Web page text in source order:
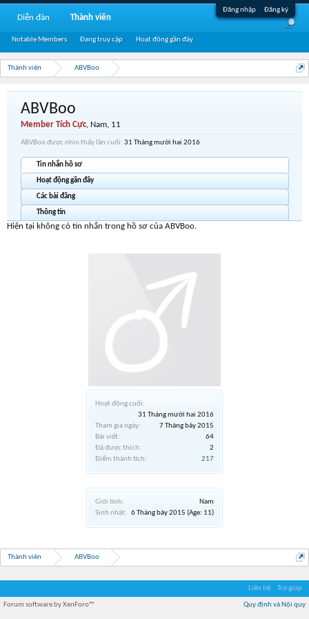
Đăng nhập Đăng ký
Thành viên ABVBoo
Hoạt động cuối:
31 Tháng mười hai 2016
Tham gia ngày:
7 Tháng bảy 2015
Bài viết:
64
Đã được thích:
2
Điểm thành tích:
217
Giới tính:
Nam
Sinh nhật:
6 Tháng bảy 2015 (Age: 11)
ABVBoo
Member Tích Cực, Nam, 11
ABVBoo được nhìn thấy lần cuối: 31 Tháng mười hai 2016
Tin nhắn hồ sơ
Hoạt động gần đây
Các bài đăng
Thông tin
Hiện tại không có tin nhắn trong hồ sơ của ABVBoo.
Thành viên ABVBoo
Diễn đàn Thành viên
Notable Members Đang truy cập Hoạt động gần đây
Liên hệ Trợ giúp
Quy định và Nội quy
Forum software by XenForo™